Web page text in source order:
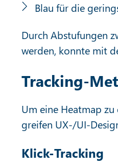
Blau für die
Durch Abstufungen
werden, konnte mit
Tracking-
Um eine Heatmap
greifen UX-/UI-
Klick-Tracking